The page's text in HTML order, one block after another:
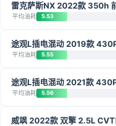
雷克萨斯NX 2022款 350h
平均油耗 5.53
途观L插电混动 2019款
平均油耗 5.55
途观L插电混动 2021款
平均油耗 5.56
威飒 2022款 双擎 2.5L